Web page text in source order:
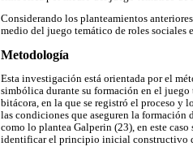
Considerando los planteamientos
medio del juego temático de roles sociales
Metodología
Esta investigación está orientada por el
simbólica durante su formación en el juego
bitácora, en la que se registró el proceso y
las condiciones que aseguren la formación
como lo plantea Galperin (23), en este
identificar el principio inicial constructivo